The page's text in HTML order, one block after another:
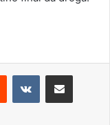
Reddit VK Compartilhar via e-mail